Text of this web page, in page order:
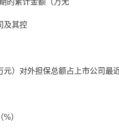
的累计金额（万无
及其控
元）对外担保总额占上市公司最
）